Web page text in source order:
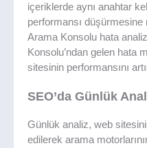
içeriklerde aynı anahtar
performansı
Arama Konsolu hata
Konsolu’ndan gelen hata
sitesinin performansını
SEO’da Günlük
Günlük analiz, web
edilerek arama